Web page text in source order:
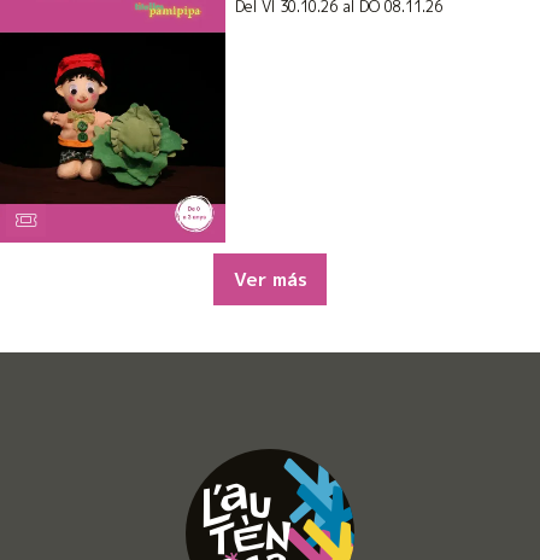
Del VI 30.10.26al DO 08.11.26
Ver más